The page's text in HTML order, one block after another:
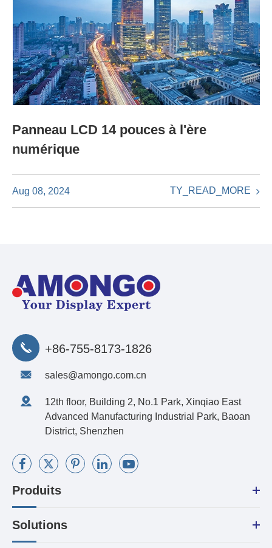
Panneau LCD 14 pouces à l'ère
numérique
Aug 08, 2024 TY_READ_MORE
+86-755-8173-1826
sales@amongo.com.cn
12th floor, Building 2, No.1 Park, Xinqiao East
Advanced Manufacturing Industrial Park, Baoan
District, Shenzhen
Produits
Solutions